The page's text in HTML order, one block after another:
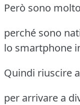
Però sono
perché sono
lo smartphone
Quindi riuscire
per arrivare a